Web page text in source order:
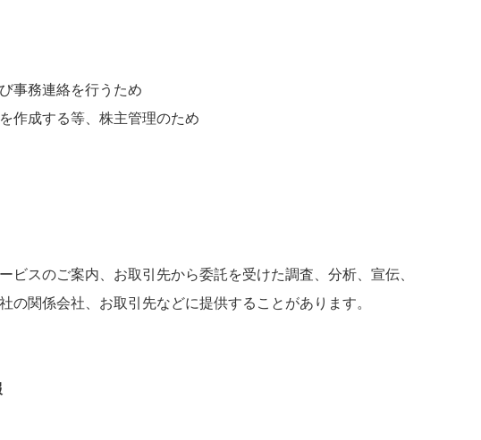
事務連絡を行うため
作成する等、株主管理のため
ビスのご案内、お取引先から委託を受けた調査、分析、宣伝、
の関係会社、お取引先などに提供することがあります。